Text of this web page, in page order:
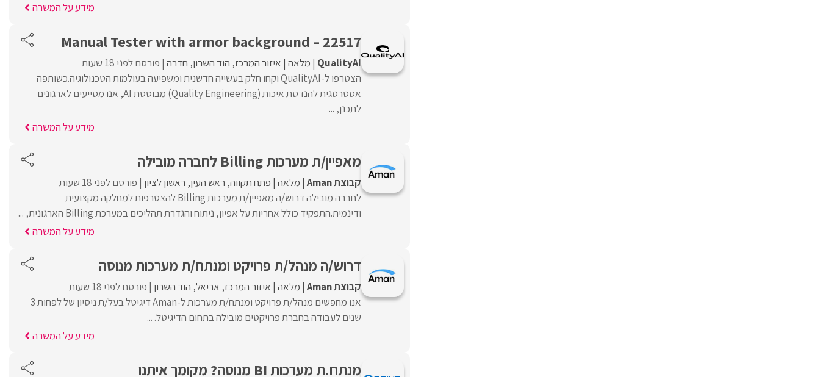
מידע על המשרה
Manual Tester with armor background – 22517
QualityAI מלאה איזור המרכז הוד השרון חדרה פורסם לפני 18 שעות
הצטרפו ל-QualityAI וקחו חלק בעשייה חדשנית ומשפיעה בעולמות הטכנולוגיה.כשותפה
אסטרטגית להנדסת איכות (Quality Engineering) מבוססת AI, אנו מסייעים לארגונים
לתכנן, ...
מידע על המשרה
מאפיין/ת מערכות Billing לחברה מובילה
קבוצת Aman מלאה פתח תקווה ראש העין ראשון לציון פורסם לפני 18 שעות
לחברה מובילה דרוש/ה מאפיין/ת מערכות Billing להצטרפות למחלקה מקצועית
ודינמית.התפקיד כולל אחריות על אפיון, ניתוח והגדרת תהליכים במערכת Billing הארגונית, ...
מידע על המשרה
דרוש/ה מנהל/ת פרויקט ומנתח/ת מערכות מנוסה
קבוצת Aman מלאה איזור המרכז אריאל הוד השרון פורסם לפני 18 שעות
אנו מחפשים מנהל/ת פרויקט ומנתח/ת מערכות ל-Aman דיגיטל בעל/ת ניסיון של לפחות 3
שנים לעבודה בחברת פרויקטים מובילה בתחום הדיגיטל. ...
מידע על המשרה
מנתח.ת מערכות BI מנוסה? מקומך איתנו